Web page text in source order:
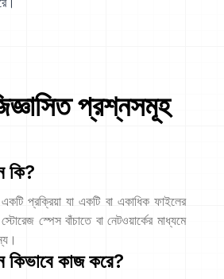
প্রশ্নসমূহ
কি?
প্রক্রিয়া যা একটি বা একাধিক ফাইলের
স্পেস বাঁচাতে বা নেটওয়ার্কের মাধ্যমে
কিভাবে কাজ করে?